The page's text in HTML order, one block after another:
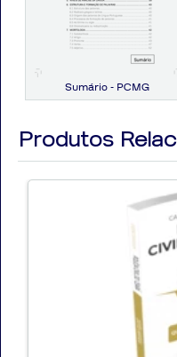
+ Conteúdo Online
Sumário - PCMG
Produtos